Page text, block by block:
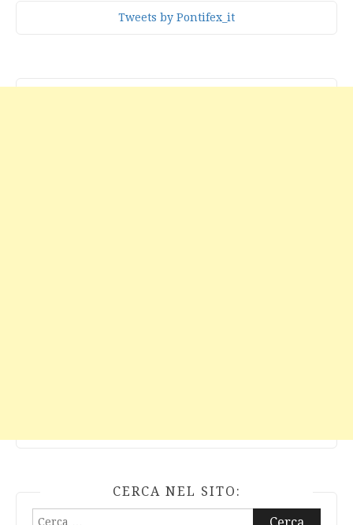
Tweets by Pontifex_it
CERCA NEL SITO:
Ricerca